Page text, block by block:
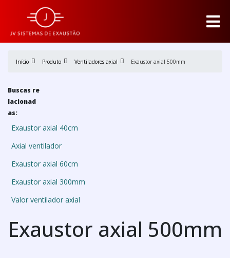
Início Produto Ventiladores axial Exaustor axial 500mm
Buscas re
lacionad
as:
Exaustor axial 40cm
Axial ventilador
Exaustor axial 60cm
Exaustor axial 300mm
Valor ventilador axial
Exaustor axial 500mm